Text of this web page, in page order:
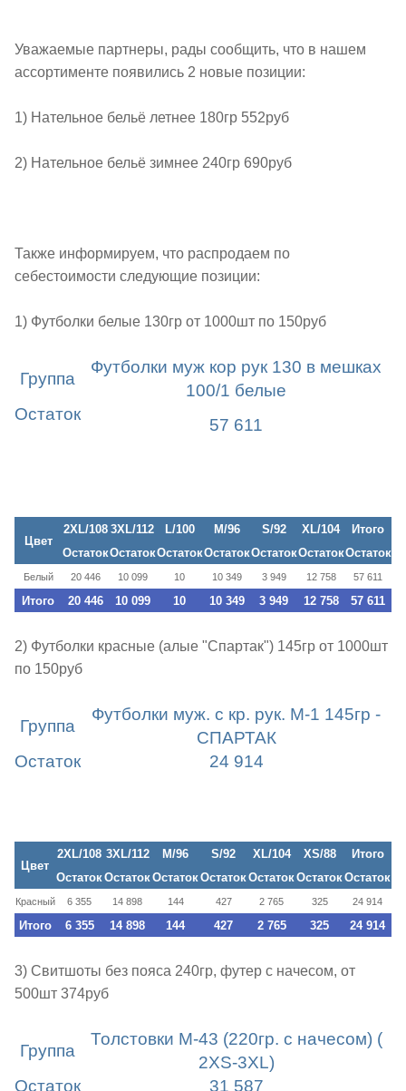
Уважаемые партнеры, рады сообщить, что в нашем
ассортименте появились 2 новые позиции:
1) Нательное бельё летнее 180гр 552руб
2) Нательное бельё зимнее 240гр 690руб
Также информируем, что распродаем по
себестоимости следующие позиции:
1) Футболки белые 130гр от 1000шт по 150руб
Группа
Футболки муж кор рук 130 в мешках
100/1 белые
Остаток
57 611
Цвет
2XL/108 3XL/112 L/100 M/96 S/92 XL/104
Итого
ОстатокОстатокОстатокОстатокОстатокОстатокОстаток
Белый 20 446 10 099 10 10 349 3 949 12 758 57 611
Итого 20 446 10 099 10 10 349 3 949 12 758 57 611
2) Футболки красные (алые "Спартак") 145гр от 1000шт
по 150руб
Группа
Футболки муж. с кр. рук. М-1 145гр -
СПАРТАК
Остаток
24 914
Цвет
2XL/108 3XL/112 M/96 S/92 XL/104 XS/88
Итого
ОстатокОстатокОстатокОстатокОстатокОстатокОстаток
Красный 6 355 14 898 144 427 2 765 325 24 914
Итого 6 355 14 898 144 427 2 765 325 24 914
3) Свитшоты без пояса 240гр, футер с начесом, от
500шт 374руб
Группа
Толстовки М-43 (220гр. с начесом) (
2XS-3XL)
Остаток
31 587